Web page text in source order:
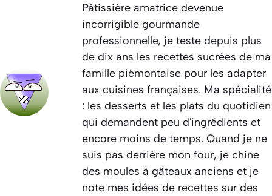
Pâtissière amatrice devenue
incorrigible gourmande
professionnelle, je teste depuis plus
de dix ans les recettes sucrées de ma
famille piémontaise pour les adapter
aux cuisines françaises. Ma spécialité
: les desserts et les plats du quotidien
qui demandent peu d'ingrédients et
encore moins de temps. Quand je ne
suis pas derrière mon four, je chine
des moules à gâteaux anciens et je
note mes idées de recettes sur des